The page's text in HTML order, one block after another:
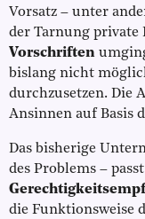
Vorsatz – unter
der Tarnung private
Vorschriften
bislang nicht
durchzusetzen. Die
Ansinnen auf Basis
Das bisherige
des Problems –
die Funktionsweise